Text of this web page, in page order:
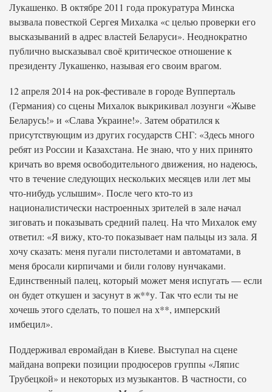
Лукашенко. В октябре 2011 года прокуратура Минска
вызвала повесткой Сергея Михалка «с целью проверки его
высказываний в адрес властей Беларуси». Неоднократно
публично высказывал своё критическое отношение к
президенту Лукашенко, называя его своим врагом.
12 апреля 2014 на рок-фестивале в городе Вупперталь
(Германия) со сцены Михалок выкрикивал лозунги «Жыве
Беларусь!» и «Слава Украине!». Затем обратился к
присутствующим из других государств СНГ: «Здесь много
ребят из России и Казахстана. Не знаю, что у них принято
кричать во время освободительного движения, но надеюсь,
что в течение следующих нескольких месяцев или лет мы
что-нибудь услышим». После чего кто-то из
националистически настроенных зрителей в зале начал
зиговать и показывать средний палец. На что Михалок ему
ответил: «Я вижу, кто-то показывает нам пальцы из зала. Я
хочу сказать: меня пугали пистолетами и автоматами, в
меня бросали кирпичами и били голову нунчаками.
Единственный палец, который может меня испугать — если
он будет откушен и засунут в ж**у. Так что если ты не
хочешь этого сделать, то пошел на х**, имперский
имбецил».
Поддерживал евромайдан в Киеве. Выступал на сцене
майдана вопреки позиции продюсеров группы «Ляпис
Трубецкой» и некоторых из музыкантов. В частности, со